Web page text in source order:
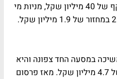
TW. הרכישה התבצעה בהיקף של 40 מיליון שקל, מניות מי
במסעה החד צפונה והיא
מזנקת ב-11.24% במחזור של 4.7 מיליון שקל. מאז פרסום